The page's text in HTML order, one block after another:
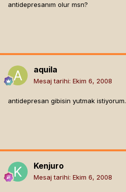
antidepresanım olur msn?
aquila
Mesaj tarihi: Ekim 6, 2008
antidepresan gibisin yutmak istiyorum.
Kenjuro
Mesaj tarihi: Ekim 6, 2008